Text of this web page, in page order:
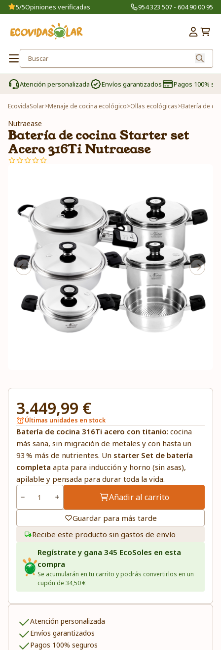
5/5Opiniones verificadas 954 323 507 - 604 90 00 95
Atención personalizada Envíos garantizados Pagos 100%
EcovidaSolar>Menaje de cocina ecológico>Ollas ecológicas>Batería de
Nutraease
Batería de cocina Starter set
Acero 316Ti Nutraease
3.449,99 €
Últimas unidades en stock
Batería de cocina 316Ti acero con titanio: cocina
más sana, sin migración de metales y con hasta un
93 % más de nutrientes. Un starter Set de batería
completa apta para inducción y horno (sin asas),
apilable y pensada para durar toda la vida.
Añadir al carrito
Guardar para más tarde
Recibe este producto sin gastos de envío
Regístrate y gana 345 EcoSoles en esta
compra
Se acumularán en tu carrito y podrás convertirlos en un
cupón de 34,50 €
Atención personalizada
Envíos garantizados
Pagos 100% seguros